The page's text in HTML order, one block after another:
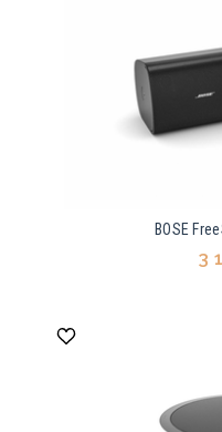
BOSE
3